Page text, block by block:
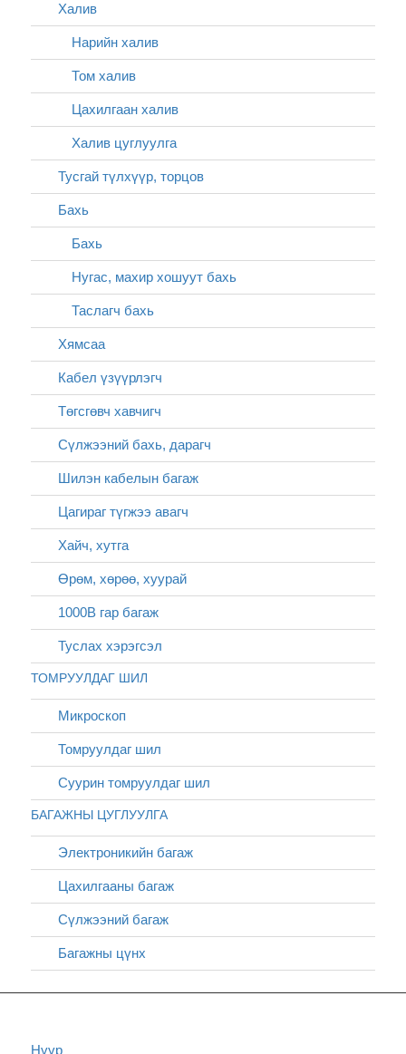
Халив
Нарийн халив
Том халив
Цахилгаан халив
Халив цуглуулга
Тусгай түлхүүр, торцов
Бахь
Бахь
Нугас, махир хошуут бахь
Таслагч бахь
Хямсаа
Кабел үзүүрлэгч
Төгсгөвч хавчигч
Сүлжээний бахь, дарагч
Шилэн кабелын багаж
Цагираг түгжээ авагч
Хайч, хутга
Өрөм, хөрөө, хуурай
1000В гар багаж
Туслах хэрэгсэл
ТОМРУУЛДАГ ШИЛ
Микроскоп
Томруулдаг шил
Суурин томруулдаг шил
БАГАЖНЫ ЦУГЛУУЛГА
Электроникийн багаж
Цахилгааны багаж
Сүлжээний багаж
Багажны цүнх
Нүүр